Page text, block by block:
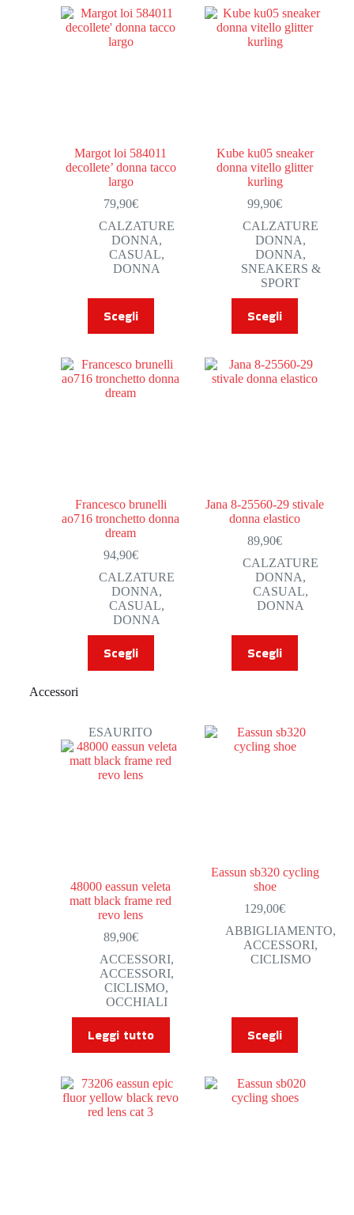
Margot loi 584011
decollete’ donna tacco
largo
79,90€
CALZATURE
DONNA,
CASUAL,
DONNA
Scegli
Kube ku05 sneaker
donna vitello glitter
kurling
99,90€
CALZATURE
DONNA,
DONNA,
SNEAKERS &
SPORT
Scegli
Francesco brunelli
ao716 tronchetto donna
dream
94,90€
CALZATURE
DONNA,
CASUAL,
DONNA
Scegli
Jana 8-25560-29 stivale
donna elastico
89,90€
CALZATURE
DONNA,
CASUAL,
DONNA
Scegli
Accessori
ESAURITO
48000 eassun veleta
matt black frame red
revo lens
89,90€
ACCESSORI,
ACCESSORI,
CICLISMO,
OCCHIALI
Leggi tutto
Eassun sb320 cycling
shoe
129,00€
ABBIGLIAMENTO,
ACCESSORI,
CICLISMO
Scegli